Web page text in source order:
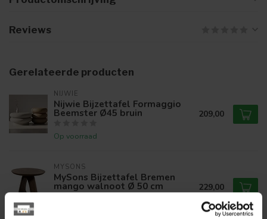
Reviews
Gerelateerde producten
NIJWIE
Nijwie Bijzettafel Formaggio
Beemster Ø45 bruin
Op voorraad
209,00
MYSONS
MySons Bijzettafel Bremen
mango walnoot Ø 50 cm 229,00